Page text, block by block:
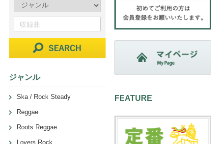
ジャンル
Ska / Rock Steady
Reggae
Roots Reggae
Lovers Rock
FEATURE